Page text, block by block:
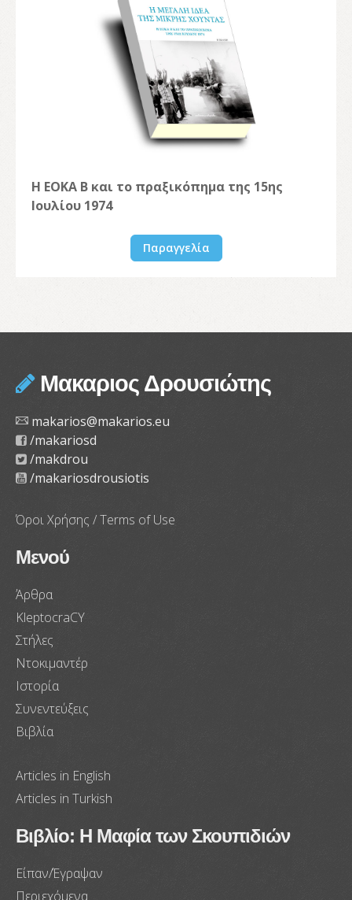
Η ΕΟΚΑ Β και το πραξικόπημα της 15ης
Ιουλίου 1974
Παραγγελία
Μακαριος Δρουσιώτης
makarios@makarios.eu
/makariosd
/makdrou
/makariosdrousiotis
Όροι Χρήσης / Terms of Use
Μενού
Άρθρα
KleptocraCY
Στήλες
Ντοκιμαντέρ
Ιστορία
Συνεντεύξεις
Βιβλία
Articles in English
Articles in Turkish
Βιβλίο: Η Μαφία των Σκουπιδιών
Είπαν/Έγραψαν
Περιεχόμενα